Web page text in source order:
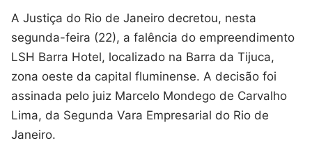
A Justiça do Rio de Janeiro decretou, nesta
segunda-feira (22), a falência do empreendimento
LSH Barra Hotel, localizado na Barra da Tijuca,
zona oeste da capital fluminense. A decisão foi
assinada pelo juiz Marcelo Mondego de Carvalho
Lima, da Segunda Vara Empresarial do Rio de
Janeiro.